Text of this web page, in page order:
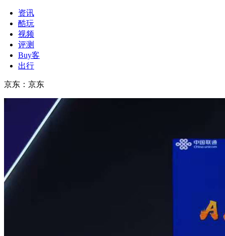
资讯
酷玩
视频
评测
Buy客
出行
京东 ： 京东